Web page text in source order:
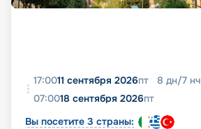
17:0011 сентября 2026пт 8 дн/7 нч
07:0018 сентября 2026пт
Вы посетите 3 страны: